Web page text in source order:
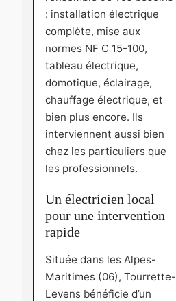
: installation électrique
complète, mise aux
normes NF C 15-100,
tableau électrique,
domotique, éclairage,
chauffage électrique, et
bien plus encore. Ils
interviennent aussi bien
chez les particuliers que
les professionnels.
Un électricien local
pour une intervention
rapide
Située dans les Alpes-
Maritimes (06), Tourrette-
Levens bénéficie d’un